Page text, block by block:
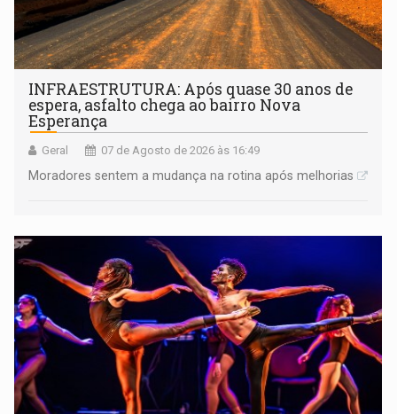
INFRAESTRUTURA: Após quase 30 anos de
espera, asfalto chega ao bairro Nova
Esperança
Geral 07 de Agosto de 2026 às 16:49
Moradores sentem a mudança na rotina após melhorias